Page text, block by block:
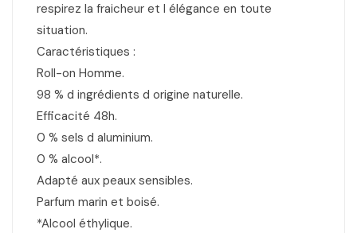
respirez la fraicheur et l élégance en toute
situation.
Caractéristiques :
Roll-on Homme.
98 % d ingrédients d origine naturelle.
Efficacité 48h.
0 % sels d aluminium.
0 % alcool*.
Adapté aux peaux sensibles.
Parfum marin et boisé.
*Alcool éthylique.